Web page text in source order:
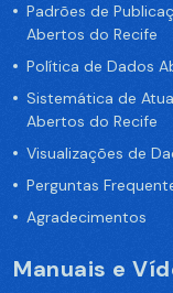
Padrões de
Abertos do Recife
Política de Dados
Sistemática de
Abertos do Recife
Visualizações de
Perguntas
Agradecimentos
Manuais e